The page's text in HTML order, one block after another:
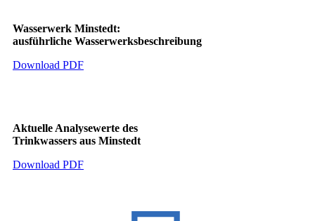
Wasserwerk Minstedt:
ausführliche Wasserwerksbeschreibung
Download PDF
Aktuelle Analysewerte des
Trinkwassers aus Minstedt
Download PDF